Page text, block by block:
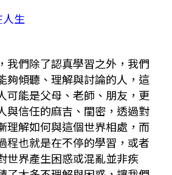
生
我們除了認真學習之外，我們
夠傾聽、理解與討論的人，這
可能是父母、老師、朋友，更
與信任的麻吉、閨密，透過對
理解如何與這個世界相處，而
程也就是在不停的學習，或者
世界產生困惑或混亂並非疾